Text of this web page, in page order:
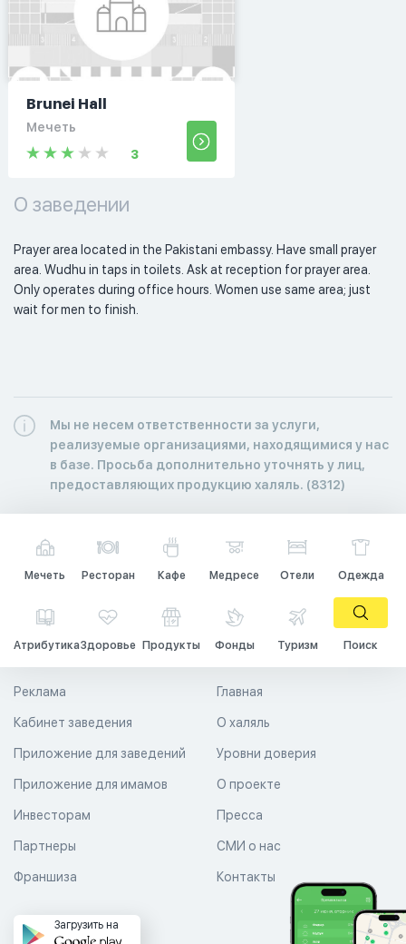
Brunei Hall
Мечеть
3
О заведении
Prayer area located in the Pakistani embassy. Have small prayer
area. Wudhu in taps in toilets. Ask at reception for prayer area.
Only operates during office hours. Women use same area; just
wait for men to finish.
Мы не несем ответственности за услуги,
реализуемые организациями, находящимися у нас
в базе. Просьба дополнительно уточнять у лиц,
предоставляющих продукцию халяль. (8312)
Мечеть Ресторан Кафе Медресе Отели Одежда
АтрибутикаЗдоровье Продукты Фонды Туризм Поиск
Главная
О халяль
Уровни доверия
Реклама
Кабинет заведения
Приложение для заведений
Приложение для имамов О проекте
Пресса
СМИ о нас
Контакты
Инвесторам
Партнеры
Франшиза
Загрузить на